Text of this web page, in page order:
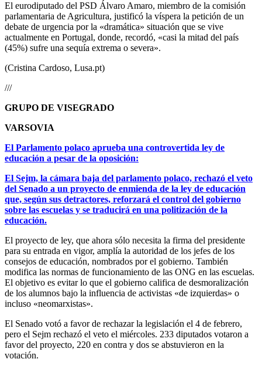
El eurodiputado del PSD Álvaro Amaro, miembro de la comisión
parlamentaria de Agricultura, justificó la víspera la petición de un
debate de urgencia por la «dramática» situación que se vive
actualmente en Portugal, donde, recordó, «casi la mitad del país
(45%) sufre una sequía extrema o severa».
(Cristina Cardoso, Lusa.pt)
///
GRUPO DE VISEGRADO
VARSOVIA
El Parlamento polaco aprueba una controvertida ley de
educación a pesar de la oposición:
El Sejm, la cámara baja del parlamento polaco, rechazó el veto
del Senado a un proyecto de enmienda de la ley de educación
que, según sus detractores, reforzará el control del gobierno
sobre las escuelas y se traducirá en una politización de la
educación.
El proyecto de ley, que ahora sólo necesita la firma del presidente
para su entrada en vigor, amplía la autoridad de los jefes de los
consejos de educación, nombrados por el gobierno. También
modifica las normas de funcionamiento de las ONG en las escuelas.
El objetivo es evitar lo que el gobierno califica de desmoralización
de los alumnos bajo la influencia de activistas «de izquierdas» o
incluso «neomarxistas».
El Senado votó a favor de rechazar la legislación el 4 de febrero,
pero el Sejm rechazó el veto el miércoles. 233 diputados votaron a
favor del proyecto, 220 en contra y dos se abstuvieron en la
votación.